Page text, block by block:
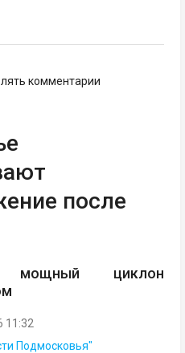
комментарии
после
мощный циклон
11:32
Подмосковья"